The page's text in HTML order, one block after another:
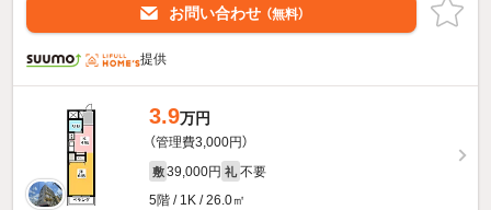
お問い合わせ （無料）
提供
3.9万円
（管理費3,000円）
敷 39,000円 礼 不要
5階 / 1K / 26.0㎡